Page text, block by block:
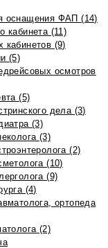
оснащения ФАП (14)
кабинета (11)
кабинетов (9)
(5)
осмотров
(5)
дела (3)
(3)
(3)
(2)
(10)
(9)
(4)
ортопеда
(2)